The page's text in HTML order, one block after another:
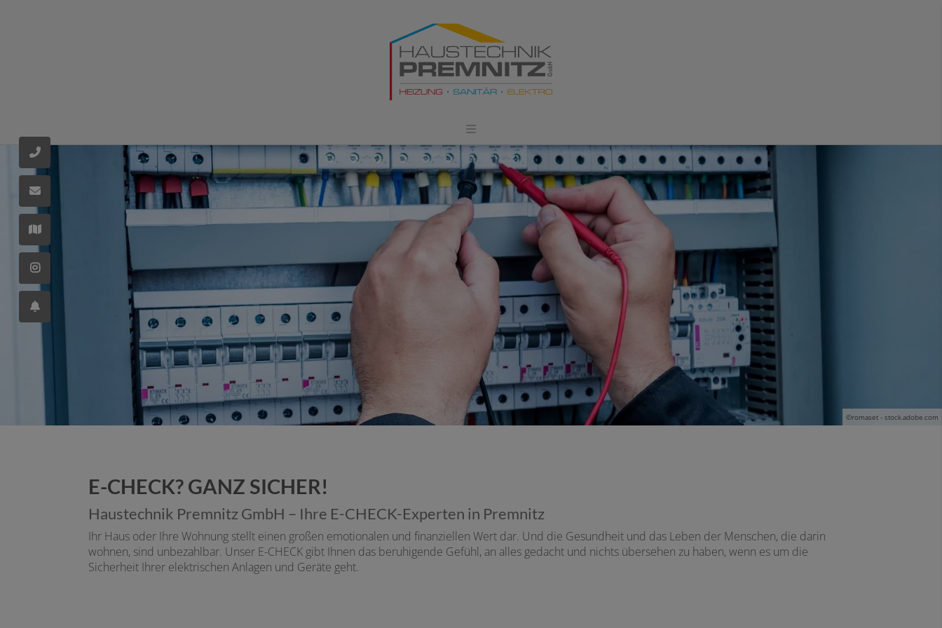
©romaset - stock.adobe.com
E-CHECK? GANZ SICHER!
Haustechnik Premnitz GmbH – Ihre E-CHECK-Experten in Premnitz
Ihr Haus oder Ihre Wohnung stellt einen großen emotionalen und finanziellen Wert dar. Und die Gesundheit und das Leben der Menschen, die darin
wohnen, sind unbezahlbar. Unser E-CHECK gibt Ihnen das beruhigende Gefühl, an alles gedacht und nichts übersehen zu haben, wenn es um die
Sicherheit Ihrer elektrischen Anlagen und Geräte geht.